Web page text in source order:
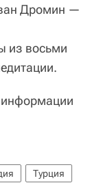
Дромин —
из восьми
информации
Турция